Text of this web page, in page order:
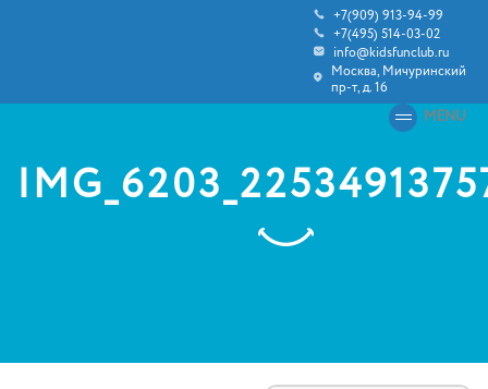
+7(909) 913-94-99
+7(495) 514-03-02
info@kidsfunclub.ru
Москва, Мичуринский
пр-т, д. 16
MENU